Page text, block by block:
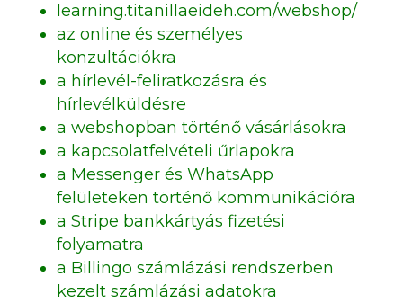
learning.titanillaeideh.com/webshop/
az online és személyes
konzultációkra
a hírlevél-feliratkozásra és
hírlevélküldésre
a webshopban történő vásárlásokra
a kapcsolatfelvételi űrlapokra
a Messenger és WhatsApp
felületeken történő kommunikációra
a Stripe bankkártyás fizetési
folyamatra
a Billingo számlázási rendszerben
kezelt számlázási adatokra